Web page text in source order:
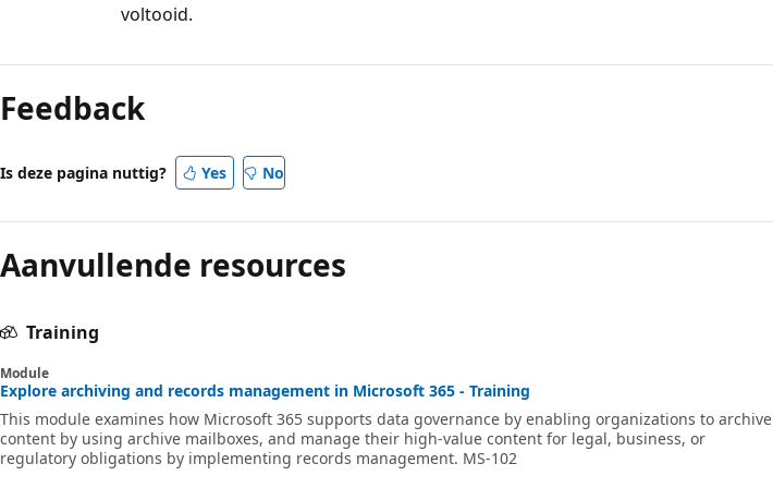
voltooid.
uitgeschakeld
Feedback
Is deze pagina nuttig? Yes No
Aanvullende resources
Training
Module
Explore archiving and records management in Microsoft 365 - Training
This module examines how Microsoft 365 supports data governance by enabling organizations to archive
content by using archive mailboxes, and manage their high-value content for legal, business, or
regulatory obligations by implementing records management. MS-102